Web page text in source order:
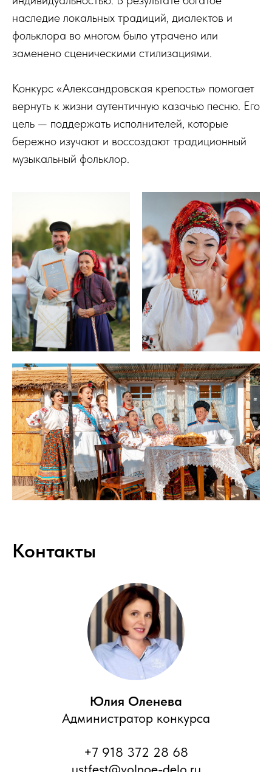
наследие локальных традиций, диалектов и
фольклора во многом было утрачено или
заменено сценическими стилизациями.
Конкурс «Александровская крепость» помогает
вернуть к жизни аутентичную казачью песню. Его
цель — поддержать исполнителей, которые
бережно изучают и воссоздают традиционный
музыкальный фольклор.
Контакты
Юлия Оленева
Администратор конкурса
+7 918 372 28 68
ustfest@volnoe-delo.ru